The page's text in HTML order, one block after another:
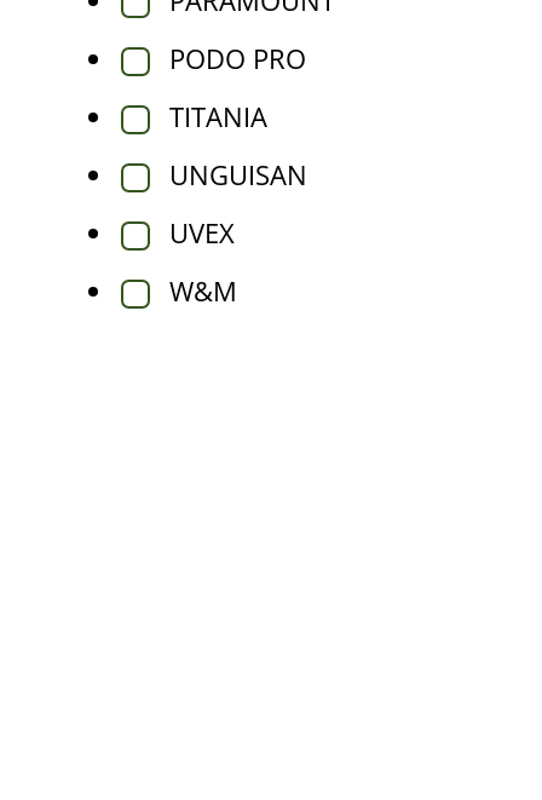
PODO PRO
TITANIA
UNGUISAN
UVEX
W&M